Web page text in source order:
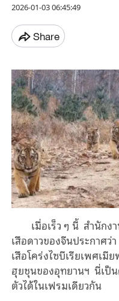
2026-01-03 06:45:49
Share
เมื่อเร็ว ๆ นี้ สํานักง
เสือดาวของจีนประกาศ
เสือโคร่งไซบีเรียเพศเ
ฮุยชุนของอุทยานฯ นี่เป็
ตัวได้ในเฟรมเดียวกัน